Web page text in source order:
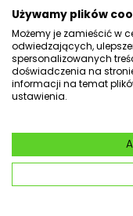
Realizacja:
Używamy plików
Możemy je zamieścić w
odwiedzających,
spersonalizowanych
doświadczenia na
informacji na temat
ustawienia.